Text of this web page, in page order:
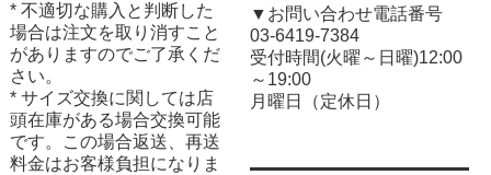
* 不適切な購入と判断した
場合は注文を取り消すこと
がありますのでご了承くだ
さい。
* サイズ交換に関しては店
頭在庫がある場合交換可能
です。この場合返送、再送
料金はお客様負担になりま
▼お問い合わせ電話番号
03-6419-7384
受付時間(火曜～日曜)12:00
～19:00
月曜日（定休日）